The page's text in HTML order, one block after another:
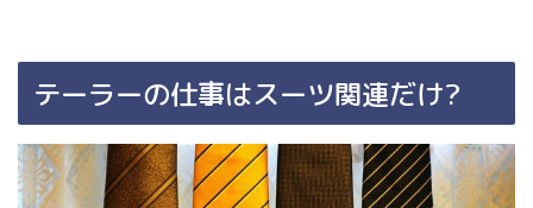
テーラーの仕事はスーツ関連だけ?